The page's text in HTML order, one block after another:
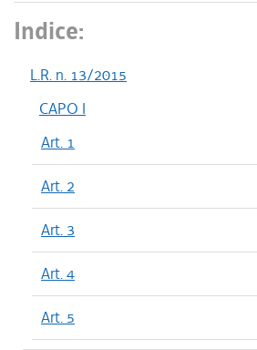
Indice:
L.R. n. 13/2015
CAPO I
Art. 1
Art. 2
Art. 3
Art. 4
Art. 5